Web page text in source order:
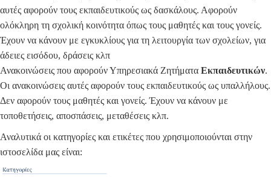
αυτές αφορούν τους εκπαιδευτικούς ως δασκάλους. Αφορούν
ολόκληρη τη σχολική κοινότητα όπως τους μαθητές και τους γονείς.
Έχουν να κάνουν με εγκυκλίους για τη λειτουργία των σχολείων, για
άδειες εισόδου, δράσεις κλπ
Ανακοινώσεις που αφορούν Υπηρεσιακά Ζητήματα Εκπαιδευτικών.
Οι ανακοινώσεις αυτές αφορούν τους εκπαιδευτικούς ως υπαλλήλους.
Δεν αφορούν τους μαθητές και γονείς. Έχουν να κάνουν με
τοποθετήσεις, αποσπάσεις, μεταθέσεις κλπ.
Αναλυτικά οι κατηγορίες και ετικέτες που χρησιμοποιούνται στην
ιστοσελίδα μας είναι: